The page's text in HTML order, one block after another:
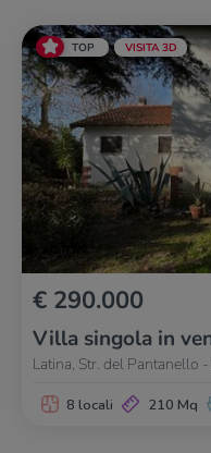
TOP VISITA 3D
€ 290.000
Villa singola in
Latina, Str. del Pantanello
8 locali 210 Mq